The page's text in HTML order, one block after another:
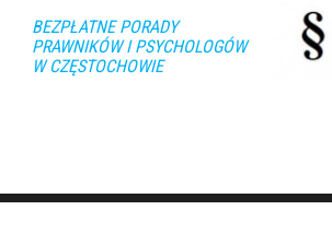
BEZPŁATNE PORADY
PRAWNIKÓW I PSYCHOLOGÓW
W CZĘSTOCHOWIE